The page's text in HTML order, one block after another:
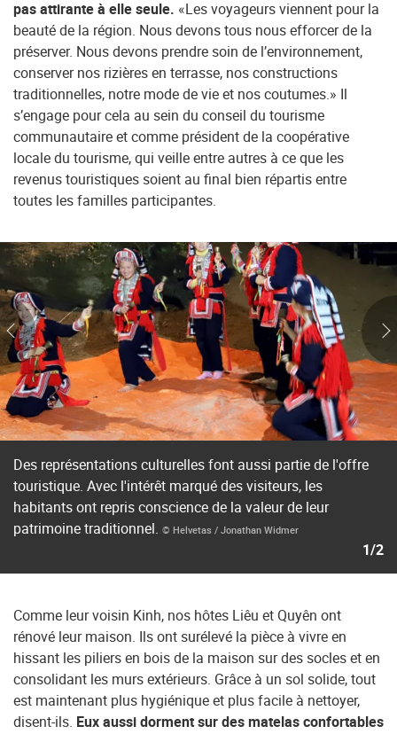
pas attirante à elle seule. «Les voyageurs viennent pour la
beauté de la région. Nous devons tous nous efforcer de la
préserver. Nous devons prendre soin de l’environnement,
conserver nos rizières en terrasse, nos constructions
traditionnelles, notre mode de vie et nos coutumes.» Il
s’engage pour cela au sein du conseil du tourisme
communautaire et comme président de la coopérative
locale du tourisme, qui veille entre autres à ce que les
revenus touristiques soient au final bien répartis entre
toutes les familles participantes.
Des représentations culturelles font aussi partie de l'offre
touristique. Avec l'intérêt marqué des visiteurs, les
habitants ont repris conscience de la valeur de leur
patrimoine traditionnel. © Helvetas / Jonathan Widmer
1/2
Comme leur voisin Kinh, nos hôtes Liêu et Quyên ont
rénové leur maison. Ils ont surélevé la pièce à vivre en
hissant les piliers en bois de la maison sur des socles et en
consolidant les murs extérieurs. Grâce à un sol solide, tout
est maintenant plus hygiénique et plus facile à nettoyer,
disent-ils. Eux aussi dorment sur des matelas confortables